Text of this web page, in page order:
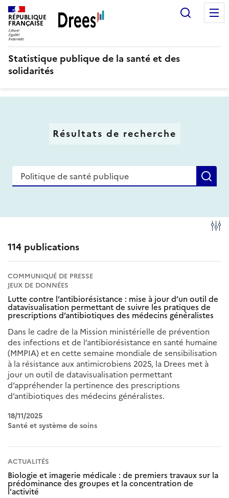
Aller
au
contenu
principal
RÉPUBLIQUE
FRANÇAISE
Statistique publique de la santé et des
solidarités
Résultats de recherche
Recherche
114 publications
COMMUNIQUÉ DE PRESSE
JEUX DE DONNÉES
Lutte contre l’antibiorésistance : mise à jour d’un outil de
datavisualisation permettant de suivre les pratiques de
prescriptions d’antibiotiques des médecins généralistes
Dans le cadre de la Mission ministérielle de prévention
des infections et de l’antibiorésistance en santé humaine
(MMPIA) et en cette semaine mondiale de sensibilisation
à la résistance aux antimicrobiens 2025, la Drees met à
jour un outil de datavisualisation permettant
d’appréhender la pertinence des prescriptions
d’antibiotiques des médecins généralistes.
18/11/2025
Santé et système de soins
ACTUALITÉS
Biologie et imagerie médicale : de premiers travaux sur la
prédominance des groupes et la concentration de
l'activité